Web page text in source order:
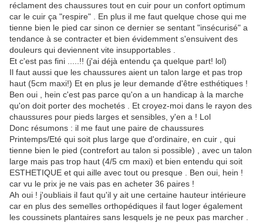
réclament des chaussures tout en cuir pour un confort optimum
car le cuir ça "respire" . En plus il me faut quelque chose qui me
tienne bien le pied car sinon ce dernier se sentant "insécurisé" a
tendance à se contracter et bien évidemment s'ensuivent des
douleurs qui deviennent vite insupportables .
Et c'est pas fini .....!! (j'ai déjà entendu ça quelque part! lol)
Il faut aussi que les chaussures aient un talon large et pas trop
haut (5cm maxi!) Et en plus je leur demande d'être esthétiques !
Ben oui , hein c'est pas parce qu'on a un handicap à la marche
qu'on doit porter des mochetés . Et croyez-moi dans le rayon des
chaussures pour pieds larges et sensibles, y'en a ! Lol
Donc résumons : il me faut une paire de chaussures
Printemps/Eté qui soit plus large que d'ordinaire, en cuir , qui
tienne bien le pied (contrefort au talon si possible) , avec un talon
large mais pas trop haut (4/5 cm maxi) et bien entendu qui soit
ESTHETIQUE et qui aille avec tout ou presque . Ben oui, hein !
car vu le prix je ne vais pas en acheter 36 paires !
Ah oui ! j'oubliais il faut qu'il y ait une certaine hauteur intérieure
car en plus des semelles orthopédiques il faut loger également
les coussinets plantaires sans lesquels je ne peux pas marcher .